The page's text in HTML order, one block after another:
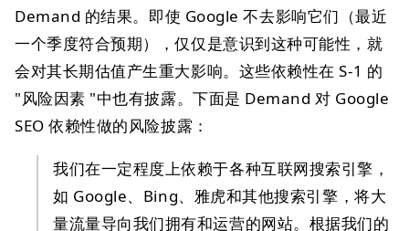
Demand 的结果。即使 Google 不去影响它们（最近
一个季度符合预期），仅仅是意识到这种可能性，就
会对其长期估值产生重大影响。这些依赖性在 S-1 的
"风险因素 "中也有披露。下面是 Demand 对 Google
SEO 依赖性做的风险披露：
我们在一定程度上依赖于各种互联网搜索引擎，
如 Google、Bing、雅虎和其他搜索引擎，将大
量流量导向我们拥有和运营的网站。根据我们的